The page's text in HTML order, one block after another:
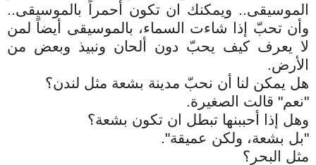
الموسيقى.. ويمكنك ان تكون أحمراً بالموسيقى..
وأن تحبّ إذا شاءت السماء، بالموسيقى أيضاً لمن
لا يعرف كيف يحبّ دون ألحان ونبيذ وبعض من
الأرض.
هل يمكن لنا أن نحبّ مدينة بشعة مثل لندن؟
"نعم" قالت الصغيرة.
وهل إذا أحببنها تبطل ان تكون بشعة؟
"بل بشعة، ولكن عميقة".
مثل البحر؟